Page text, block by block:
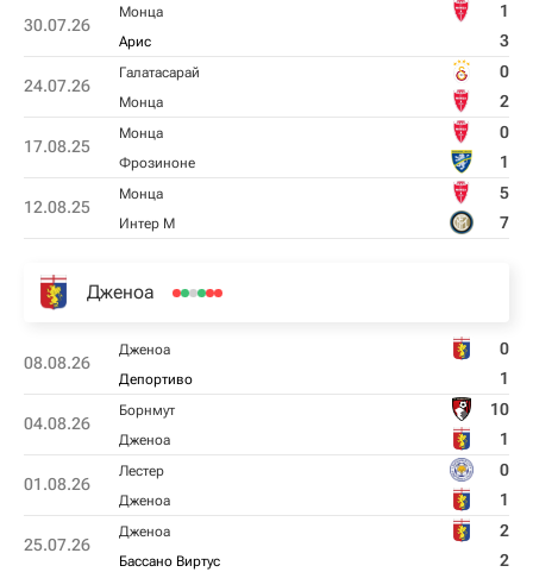
30.07.26
Монца 1
Арис 3
24.07.26
Галатасарай 0
Монца 2
17.08.25
Монца 0
Фрозиноне 1
12.08.25
Монца 5
Интер М 7
Дженоа
08.08.26
Дженоа 0
Депортиво 1
04.08.26
Борнмут 10
Дженоа 1
01.08.26
Лестер 0
Дженоа 1
25.07.26
Дженоа 2
Бассано Виртус 2